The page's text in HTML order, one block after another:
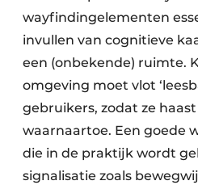
wayfindingelementen
invullen van cognitieve
een (onbekende) ruimte.
omgeving moet vlot
gebruikers, zodat ze
waarnaartoe. Een goede
die in de praktijk wordt
signalisatie zoals